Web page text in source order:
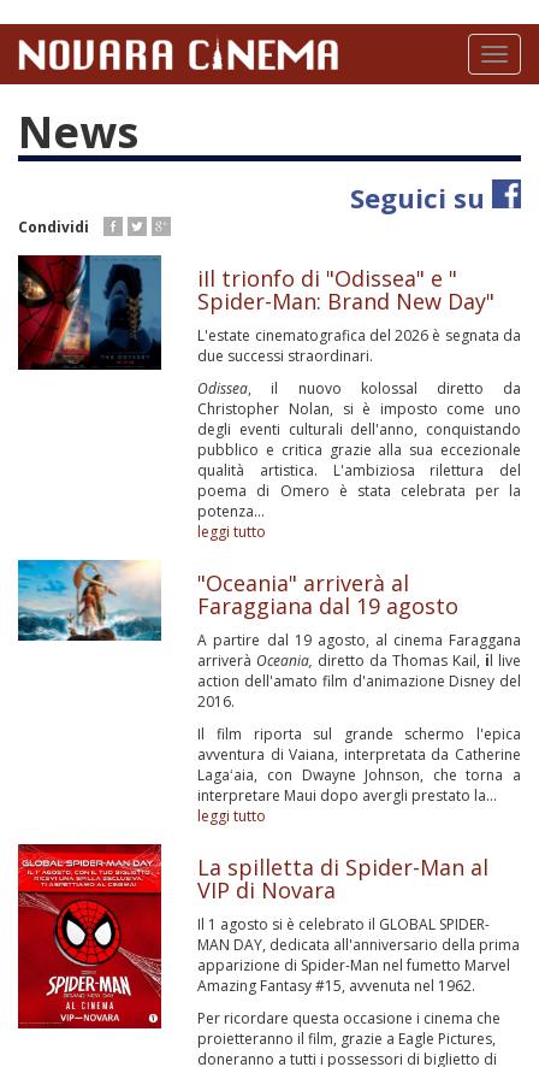
contenuto
Toggle
News
Seguici su
Condividi
iIl trionfo di "Odissea" e "
Spider-Man: Brand New Day"
L'estate cinematografica del 2026 è segnata da
due successi straordinari.
Odissea, il nuovo kolossal diretto da
Christopher Nolan, si è imposto come uno
degli eventi culturali dell'anno, conquistando
pubblico e critica grazie alla sua eccezionale
qualità artistica. L'ambiziosa rilettura del
poema di Omero è stata celebrata per la
potenza...
leggi tutto
"Oceania" arriverà al
Faraggiana dal 19 agosto
A partire dal 19 agosto, al cinema Faraggana
arriverà Oceania, diretto da Thomas Kail, il live
action dell'amato film d'animazione Disney del
2016.
Il film riporta sul grande schermo l'epica
avventura di Vaiana, interpretata da Catherine
Lagaʻaia, con Dwayne Johnson, che torna a
interpretare Maui dopo avergli prestato la...
leggi tutto
La spilletta di Spider-Man al
VIP di Novara
Il 1 agosto si è celebrato il GLOBAL SPIDER-
MAN DAY, dedicata all'anniversario della prima
apparizione di Spider-Man nel fumetto Marvel
Amazing Fantasy #15, avvenuta nel 1962.
Per ricordare questa occasione i cinema che
proietteranno il film, grazie a Eagle Pictures,
doneranno a tutti i possessori di biglietto di